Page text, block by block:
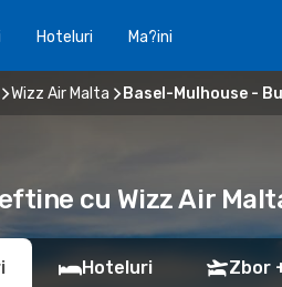
Hoteluri Ma?ini
Wizz Air Malta Basel-Mulhouse -
cu Wizz Air
Hoteluri Zbor